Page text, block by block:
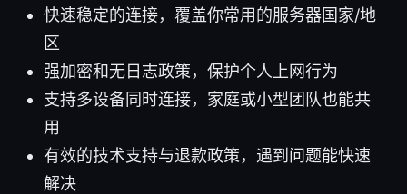
快速稳定的连接，覆盖你常用的服务器国家/地
区
强加密和无日志政策，保护个人上网行为
支持多设备同时连接，家庭或小型团队也能共
用
有效的技术支持与退款政策，遇到问题能快速
解决